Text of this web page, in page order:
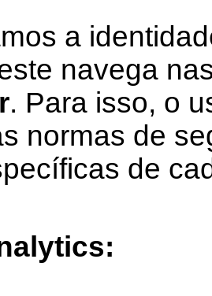
a
navega
. Para isso, o
normas de
de